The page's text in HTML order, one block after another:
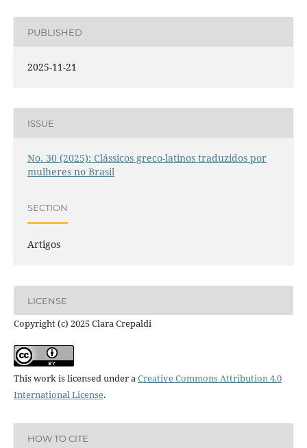
PUBLISHED
2025-11-21
ISSUE
No. 30 (2025): Clássicos greco-latinos traduzidos por
mulheres no Brasil
SECTION
Artigos
LICENSE
Copyright (c) 2025 Clara Crepaldi
This work is licensed under aCreative Commons Attribution 4.0
International License.
HOW TO CITE